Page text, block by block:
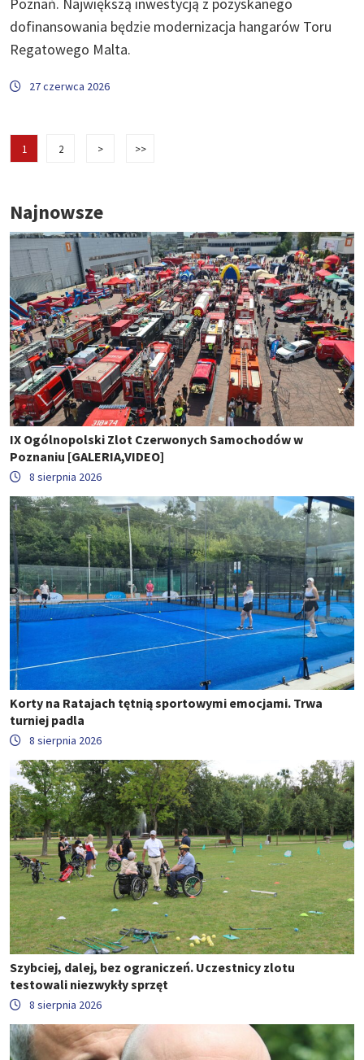
Poznań. Największą inwestycją z pozyskanego
dofinansowania będzie modernizacja hangarów Toru
Regatowego Malta.
27 czerwca 2026
1 2 > >>
Najnowsze
IX Ogólnopolski Zlot Czerwonych Samochodów w
Poznaniu [GALERIA,VIDEO]
8 sierpnia 2026
Korty na Ratajach tętnią sportowymi emocjami. Trwa
turniej padla
8 sierpnia 2026
Szybciej, dalej, bez ograniczeń. Uczestnicy zlotu
testowali niezwykły sprzęt
8 sierpnia 2026